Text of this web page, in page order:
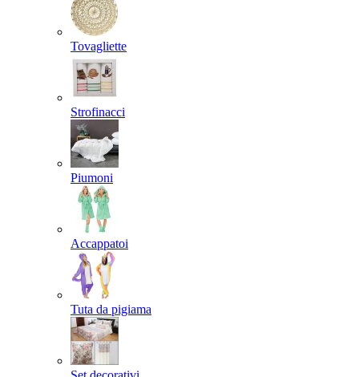
Tovagliette
Strofinacci
Piumoni
Accappatoi
Tuta da pigiama